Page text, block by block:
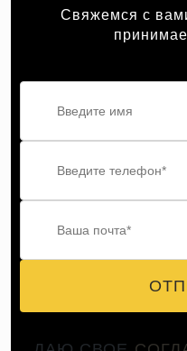
Свяжемся с